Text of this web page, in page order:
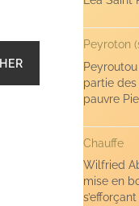
Peyroton
partie
pauvre
Chauffe
Wilfried
mise en